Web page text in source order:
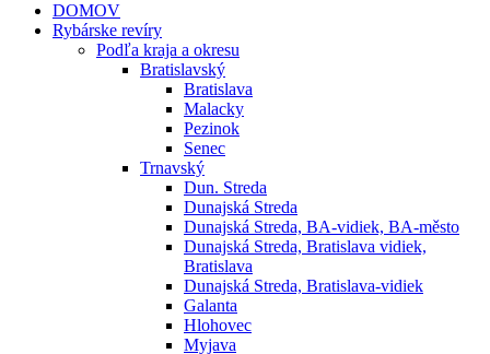
DOMOV
Rybárske revíry
Podľa kraja a okresu
Bratislavský
Bratislava
Malacky
Pezinok
Senec
Trnavský
Dun. Streda
Dunajská Streda
Dunajská Streda, BA-vidiek, BA-město
Dunajská Streda, Bratislava vidiek,
Bratislava
Dunajská Streda, Bratislava-vidiek
Galanta
Hlohovec
Myjava